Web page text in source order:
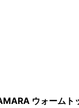
ウォームト